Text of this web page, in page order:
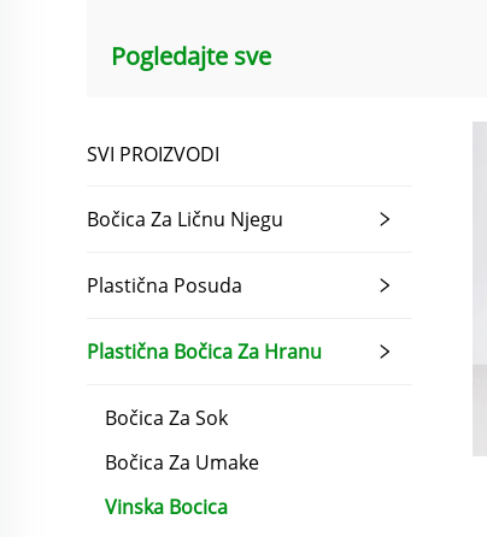
Pogledajte sve
SVI PROIZVODI
Bočica Za Ličnu Njegu
Plastična Posuda
Plastična Bočica Za Hranu
Bočica Za Sok
Bočica Za Umake
Vinska Bocica